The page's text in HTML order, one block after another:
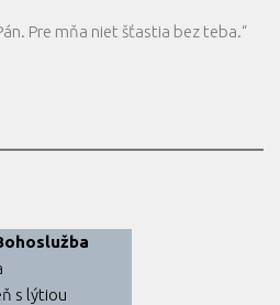
Pre mňa niet šťastia bez teba.“
s lýtiou